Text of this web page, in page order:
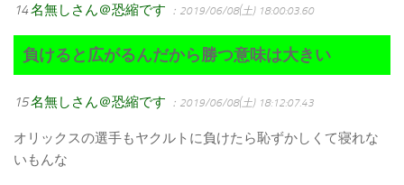
14名無しさん＠恐縮です ：2019/06/08(土) 18:00:03.60
負けると広がるんだから勝つ意味は大きい
15名無しさん＠恐縮です ：2019/06/08(土) 18:12:07.43
オリックスの選手もヤクルトに負けたら恥ずかしくて寝れな
いもんな